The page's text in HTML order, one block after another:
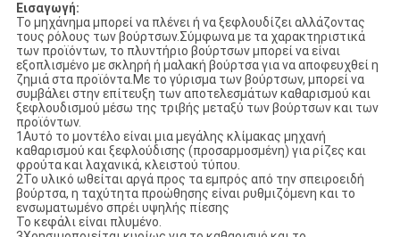
Εισαγωγή:
Το μηχάνημα μπορεί να πλένει ή να ξεφλουδίζει αλλάζοντας
τους ρόλους των βούρτσων.Σύμφωνα με τα χαρακτηριστικά
των προϊόντων, το πλυντήριο βούρτσων μπορεί να είναι
εξοπλισμένο με σκληρή ή μαλακή βούρτσα για να αποφευχθεί η
ζημιά στα προϊόντα.Με το γύρισμα των βούρτσων, μπορεί να
συμβάλει στην επίτευξη των αποτελεσμάτων καθαρισμού και
ξεφλουδισμού μέσω της τριβής μεταξύ των βούρτσων και των
προϊόντων.
1Αυτό το μοντέλο είναι μια μεγάλης κλίμακας μηχανή
καθαρισμού και ξεφλούδισης (προσαρμοσμένη) για ρίζες και
φρούτα και λαχανικά, κλειστού τύπου.
2Το υλικό ωθείται αργά προς τα εμπρός από την σπειροειδή
βούρτσα, η ταχύτητα προώθησης είναι ρυθμιζόμενη και το
ενσωματωμένο σπρέι υψηλής πίεσης
Το κεφάλι είναι πλυμένο.